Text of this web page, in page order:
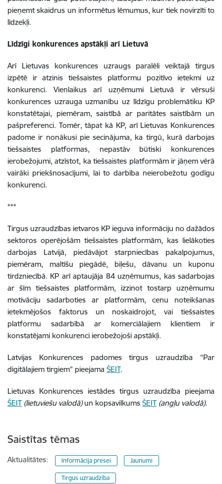
pieņemt skaidrus un informētus lēmumus, kur tiek novirzīti to
līdzekļi.
Līdzīgi konkurences apstākļi arī Lietuvā
Arī Lietuvas konkurences uzraugs paralēli veiktajā tirgus
izpētē ir atzinis tiešsaistes platformu pozitīvo ietekmi uz
konkurenci. Vienlaikus arī uzņēmumi Lietuvā ir vērsuši
konkurences uzrauga uzmanību uz līdzīgu problemātiku KP
konstatētajai, piemēram, saistībā ar paritātes saistībām un
pašpreferenci. Tomēr, tāpat kā KP, arī Lietuvas Konkurences
padome ir nonākusi pie secinājuma, ka tirgū, kurā darbojas
tiešsaistes platformas, nepastāv būtiski konkurences
ierobežojumi, atzīstot, ka tiešsaistes platformām ir jāņem vērā
vairāki priekšnosacījumi, lai to darbība neierobežotu godīgu
konkurenci.
***
Tirgus uzraudzības ietvaros KP ieguva informāciju no dažādos
sektoros operējošām tiešsaistes platformām, kas lielākoties
darbojas Latvijā, piedāvājot starpniecības pakalpojumus,
piemēram, maltīšu piegādē, biļešu, dāvanu un kuponu
tirdzniecībā. KP arī aptaujāja 84 uzņēmumus, kas sadarbojas
ar šīm tiešsaistes platformām, izzinot tostarp uzņēmumu
motivāciju sadarboties ar platformām, cenu noteikšanas
ietekmējošos faktorus un noskaidrojot, vai tiešsaistes
platformu sadarbībā ar komerciālajiem klientiem ir
konstatējami konkurenci ierobežojoši apstākļi.
Latvijas Konkurences padomes tirgus uzraudzība “Par
digitālajiem tirgiem” pieejama ŠEIT.
Lietuvas Konkurences iestādes tirgus uzraudzība pieejama
ŠEIT (lietuviešu valodā)un kopsavilkums ŠEIT (angļu valodā).
Saistītas tēmas
Aktualitātes: Informācija presei Jaunumi
Tirgus uzraudzība